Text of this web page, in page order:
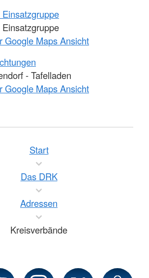
Google Maps Ansicht
- Tafelladen
Google Maps Ansicht
Start
Das DRK
Adressen
Kreisverbände